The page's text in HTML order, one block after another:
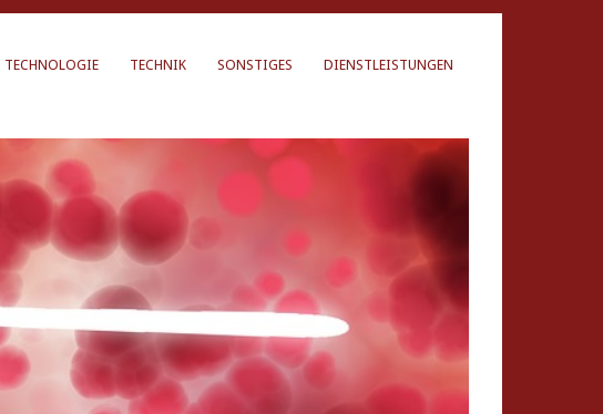
TECHNOLOGIE TECHNIK SONSTIGES DIENSTLEISTUNGEN